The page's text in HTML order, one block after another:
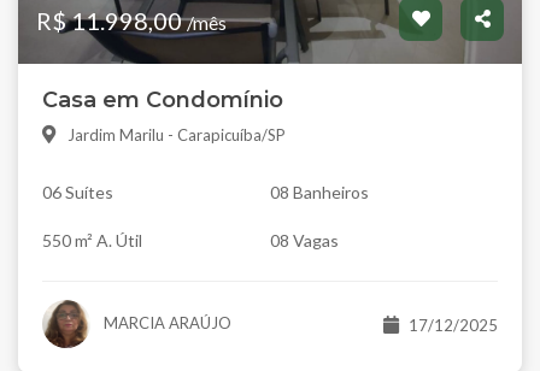
R$ 11.998,00/mês
Casa em Condomínio
Jardim Marilu - Carapicuíba/SP
06 Suítes 08 Banheiros
550 m² A. Útil 08 Vagas
MARCIA ARAÚJO 17/12/2025